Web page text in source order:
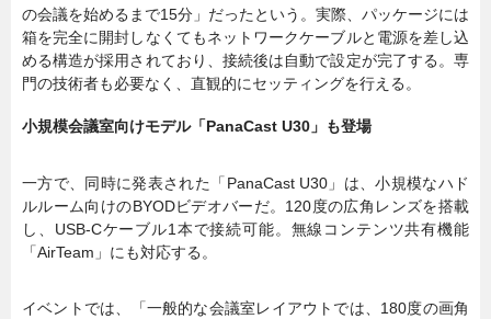
の会議を始めるまで15分」だったという。実際、パッケージには
箱を完全に開封しなくてもネットワークケーブルと電源を差し込
める構造が採用されており、接続後は自動で設定が完了する。専
門の技術者も必要なく、直観的にセッティングを行える。
小規模会議室向けモデル「PanaCast U30」も登場
一方で、同時に発表された「PanaCast U30」は、小規模なハド
ルルーム向けのBYODビデオバーだ。120度の広角レンズを搭載
し、USB-Cケーブル1本で接続可能。無線コンテンツ共有機能
「AirTeam」にも対応する。
イベントでは、「一般的な会議室レイアウトでは、180度の画角